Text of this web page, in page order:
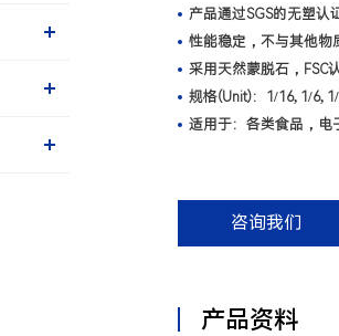
产品通过SGS的无塑认
性能稳定，不与其他物
采用天然蒙脱石，FSC
规格(Unit)：1/16, 1/6,
适用于：各类食品，电
咨询我们
产品资料